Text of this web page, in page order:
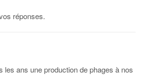
réponses.
les ans une production de phages à nos